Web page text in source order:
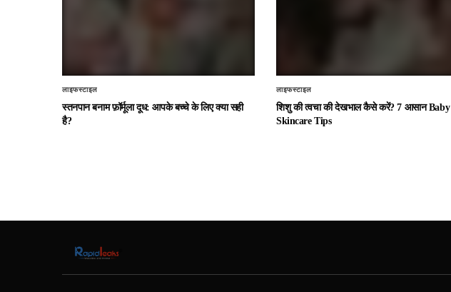
लाइफस्टाइल
स्तनपान बनाम फ़ॉर्मूला दूध: आपके बच्चे के लिए क्या सही
है?
लाइफस्टाइल
शिशु की त्वचा की देखभाल कैसे करें? 7 आसान Baby
Skincare Tips